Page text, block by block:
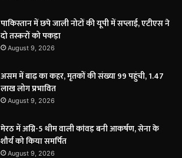
पाकिस्तान में छपे जाली नोटों की यूपी में सप्लाई, एटीएस ने
दो तस्करों को पकड़ा
August 9, 2026
असम में बाढ़ का कहर, मृतकों की संख्या 99 पहुंची, 1.47
लाख लोग प्रभावित
August 9, 2026
मेरठ में अग्नि-5 थीम वाली कांवड़ बनी आकर्षण, सेना के
शौर्य को किया समर्पित
August 9, 2026